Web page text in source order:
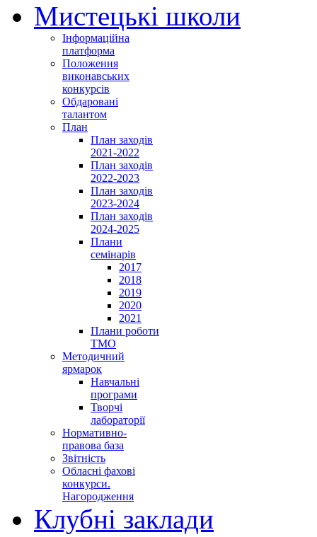
Мистецькі школи
Інформаційна
платформа
Положення
виконавських
конкурсів
Обдаровані
талантом
План
План заходів
2021-2022
План заходів
2022-2023
План заходів
2023-2024
План заходів
2024-2025
Плани
семінарів
2017
2018
2019
2020
2021
Плани роботи
ТМО
Методичний
ярмарок
Навчальні
програми
Творчі
лабораторії
Нормативно-
правова база
Звітність
Обласні фахові
конкурси.
Нагородження
Клубні заклади